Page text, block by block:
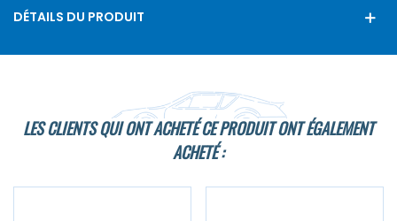
DÉTAILS DU PRODUIT
LES CLIENTS QUI ONT ACHETÉ CE PRODUIT ONT ÉGALEMENT
ACHETÉ :